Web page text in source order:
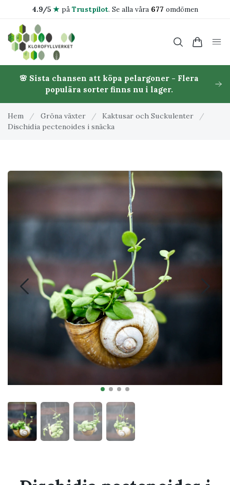
4.9/5 ★på Trustpilot. Se alla våra 677 omdömen
🌸 Sista chansen att köpa pelargoner - Flera
populära sorter finns nu i lager.
Hem / Gröna växter / Kaktusar och Suckulenter
/
Dischidia pectenoides i snäcka